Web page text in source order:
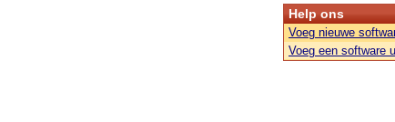
Help ons
Voeg nieuwe
Voeg een software